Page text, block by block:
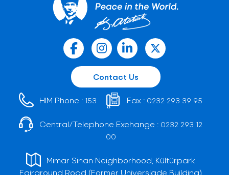
Contact Us
HIM Phone : 153 Fax : 0232 293 39 95
Central/Telephone Exchange : 0232 293 12
00
Mimar Sinan Neighborhood, Kültürpark
Fairground Road (Former Universiade Building)